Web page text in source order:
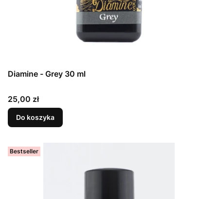
Diamine - Grey 30 ml
Cena
25,00 zł
Do koszyka
Bestseller